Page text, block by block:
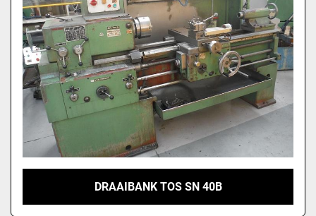
DRAAIBANK TOS SN 40B